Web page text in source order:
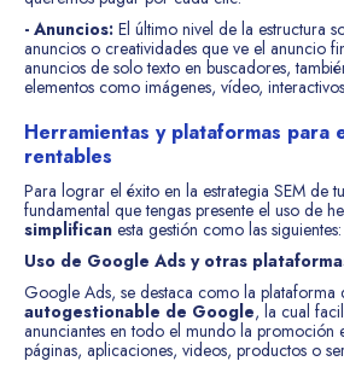
- Anuncios: El último nivel de la estructura
anuncios o creatividades que ve el anuncio
anuncios de solo texto en buscadores,
elementos como imágenes, vídeo,
Herramientas y plataformas para
rentables
Para lograr el éxito en la estrategia SEM de
fundamental que tengas presente el uso de
simplifican esta gestión como las siguientes:
Uso de Google Ads y otras
Google Ads, se destaca como la plataforma
autogestionable de Google, la cual
anunciantes en todo el mundo la promoción
páginas, aplicaciones, videos, productos o